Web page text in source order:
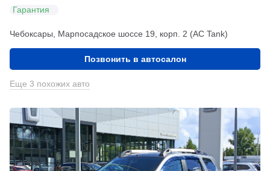
Гарантия
Чебоксары, Марпосадское шоссе 19, корп. 2 (АС Tank)
Позвонить в автосалон
Еще 3 похожих авто